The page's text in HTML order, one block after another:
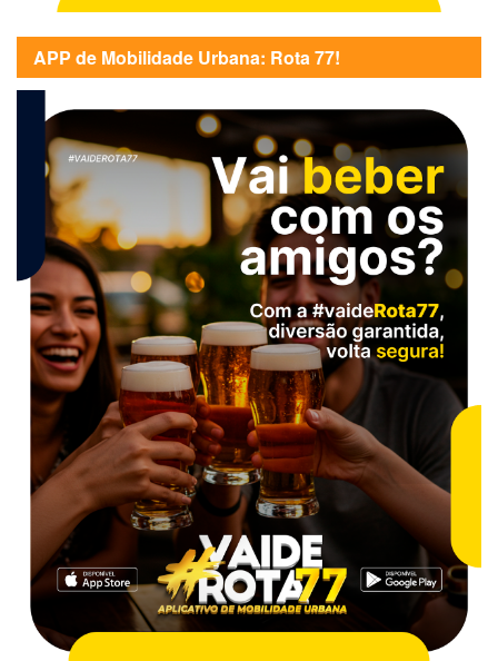
APP de Mobilidade Urbana: Rota 77!